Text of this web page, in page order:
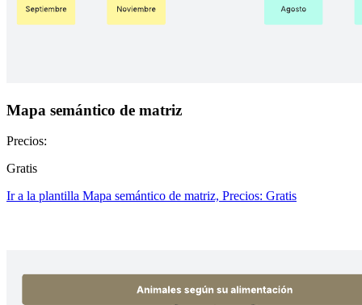
Mapa semántico de matriz
Precios:
Gratis
Ir a la plantilla Mapa semántico de matriz, Precios: Gratis